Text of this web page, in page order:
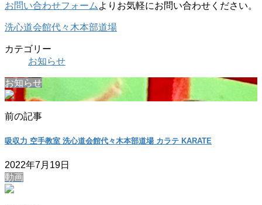
お問い合わせフォーム よりお気軽にお問い合わせください。
洗心道会館代々木本部道場
カテゴリー
お知らせ
お知らせ
前の記事
吸収力 空手教室 洗心道会館代々木本部道場 カラテ KARATE
2022年7月19日
動画